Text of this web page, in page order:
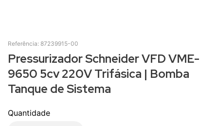
Referência: 87239915-00
Pressurizador Schneider VFD VME-
9650 5cv 220V Trifásica | Bomba
Tanque de Sistema
Quantidade